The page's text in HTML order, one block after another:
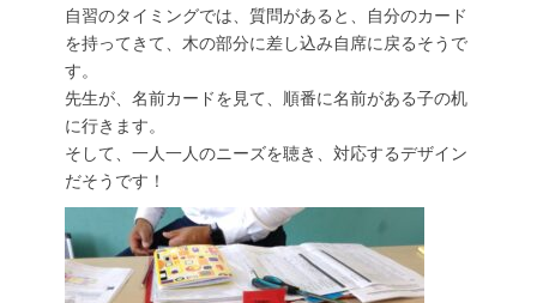
自習のタイミングでは、質問があると、自分のカード
を持ってきて、木の部分に差し込み自席に戻るそうで
す。
先生が、名前カードを見て、順番に名前がある子の机
に行きます。
そして、一人一人のニーズを聴き、対応するデザイン
だそうです！